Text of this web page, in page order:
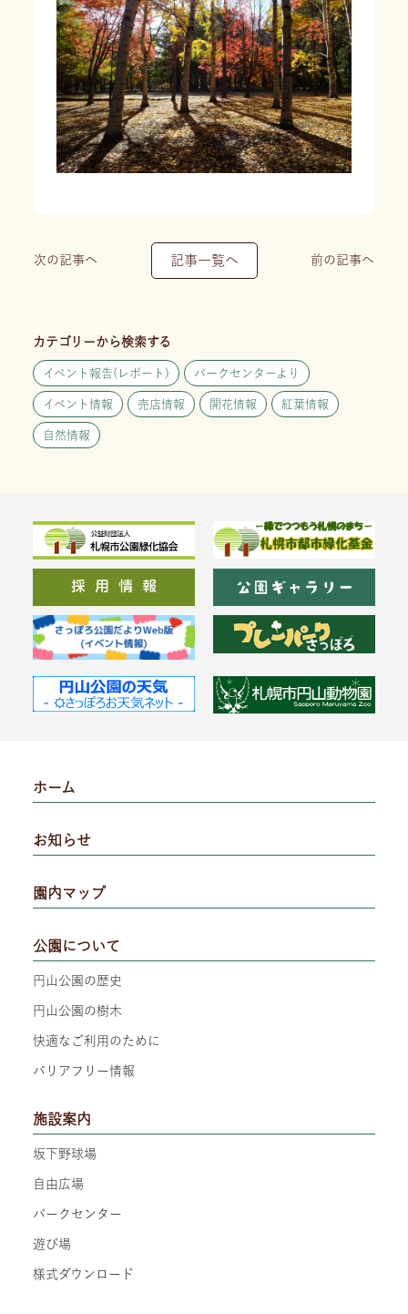
次の記事へ 記事一覧へ 前の記事へ
カテゴリーから検索する
イベント報告(レポート) パークセンターより
イベント情報 売店情報 開花情報 紅葉情報
自然情報
ホーム
お知らせ
園内マップ
公園について
円山公園の歴史
円山公園の樹木
快適なご利用のために
バリアフリー情報
施設案内
坂下野球場
自由広場
パークセンター
遊び場
様式ダウンロード